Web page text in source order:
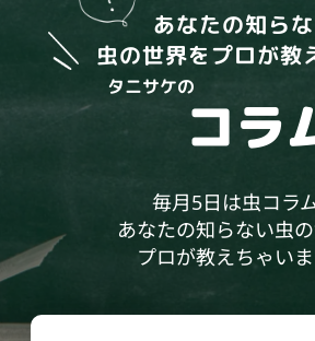
あなたの知ら
虫の世界をプロが教
タニサケの
コラ
毎月5日は虫コラム
あなたの知らない虫
プロが教えちゃいま